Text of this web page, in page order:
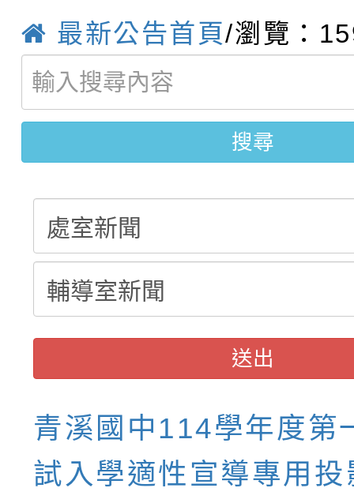
站幸福系列講座及成長
報，惠請貴機關(學校)
宣導。
結果
【甄選結果(第10招)】
學年度第1學期第7次代
結果(第10招)
【甄選結果(第2招)】
學年度第1學期第9次代
轉知：本市公務人員協
9月16日本府B2大禮堂
1次會員大會暨第7屆會
函轉運動部全民運動
計畫」1 份，請踴躍報
權責核予出席人員公(
最新公告首頁/瀏覽：
搜尋
送出
青溪國中114學年度第
試入學適性宣導專用